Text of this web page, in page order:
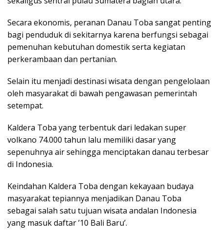
Secara ekonomis, peranan Danau Toba sangat penting
bagi penduduk di sekitarnya karena berfungsi sebagai
pemenuhan kebutuhan domestik serta kegiatan
perkerambaan dan pertanian.
Selain itu menjadi destinasi wisata dengan pengelolaan
oleh masyarakat di bawah pengawasan pemerintah
setempat.
Kaldera Toba yang terbentuk dari ledakan super
volkano 74.000 tahun lalu memiliki dasar yang
sepenuhnya air sehingga menciptakan danau terbesar
di Indonesia.
Keindahan Kaldera Toba dengan kekayaan budaya
masyarakat tepiannya menjadikan Danau Toba
sebagai salah satu tujuan wisata andalan Indonesia
yang masuk daftar ’10 Bali Baru’.